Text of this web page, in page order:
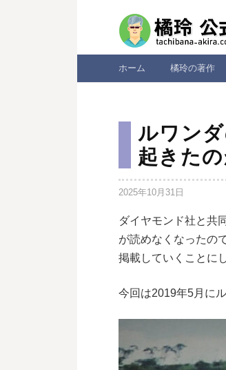
ツ
ホーム 橘玲の著作
ルワン
起きたの
2025年10月31日
ダイヤモンド社と共
が読めなくなったの
掲載していくことに
今回は2019年5月に